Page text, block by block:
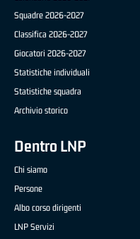
Squadre 2026-2027
Classifica 2026-2027
Giocatori 2026-2027
Statistiche individuali
Statistiche squadra
Archivio storico
Dentro LNP
Chi siamo
Persone
Albo corso dirigenti
LNP Servizi